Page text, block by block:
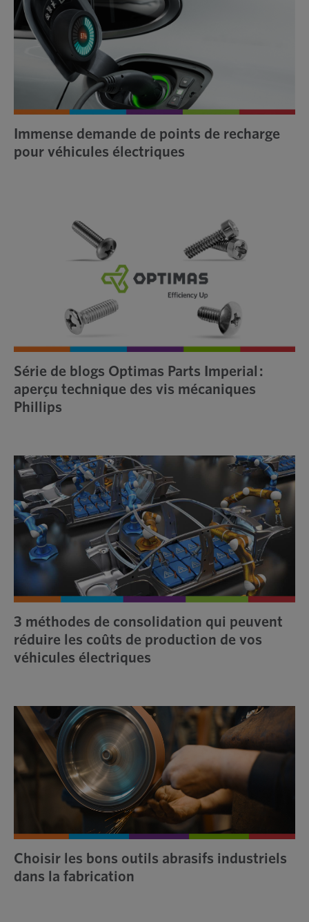
Immense demande de points de recharge
pour véhicules électriques
Série de blogs Optimas Parts Imperial :
aperçu technique des vis mécaniques
Phillips
3 méthodes de consolidation qui peuvent
réduire les coûts de production de vos
véhicules électriques
Choisir les bons outils abrasifs industriels
dans la fabrication